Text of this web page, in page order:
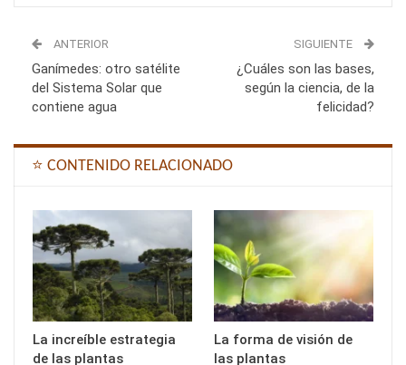
ANTERIOR
Ganímedes: otro satélite
del Sistema Solar que
contiene agua
SIGUIENTE
¿Cuáles son las bases,
según la ciencia, de la
felicidad?
⭐ CONTENIDO RELACIONADO
La increíble estrategia
de las plantas
La forma de visión de
las plantas